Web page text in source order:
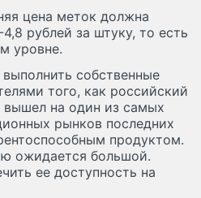
цена меток должна
рублей за штуку, то есть
уровне.
собственные
того, как российский
вышел на один из самых
рынков последних
продуктом.
ожидается большой.
ее доступность на